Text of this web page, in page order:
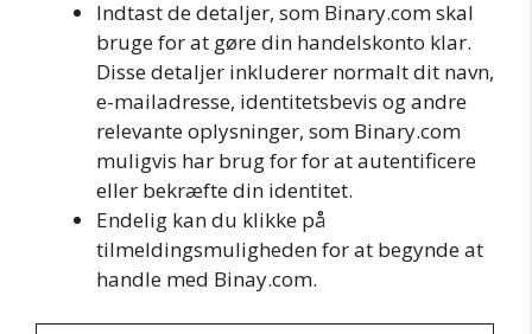
Indtast de detaljer, som Binary.com skal
bruge for at gøre din handelskonto klar.
Disse detaljer inkluderer normalt dit navn,
e-mailadresse, identitetsbevis og andre
relevante oplysninger, som Binary.com
muligvis har brug for for at autentificere
eller bekræfte din identitet.
Endelig kan du klikke på
tilmeldingsmuligheden for at begynde at
handle med Binay.com.